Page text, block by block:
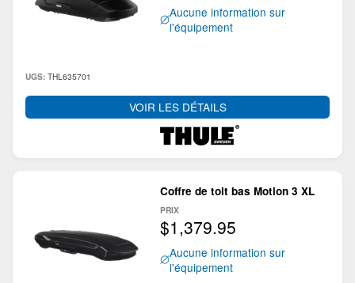
Aucune information sur
l'équipement
UGS: THL635701
VOIR LES DÉTAILS
Coffre de toit bas Motion 3 XL
Aucune information sur
l'équipement
PRIX
$1,379.95